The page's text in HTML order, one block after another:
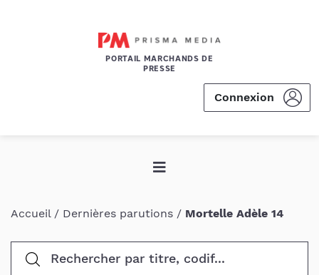
PORTAIL MARCHANDS DE
PRESSE
Connexion
Accueil / Dernières parutions / Mortelle Adèle 14